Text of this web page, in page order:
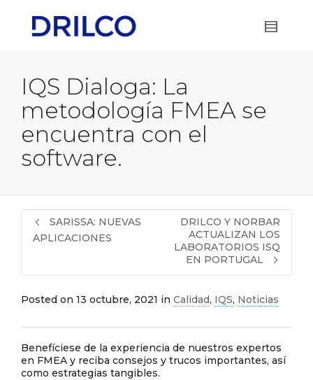
IQS Dialoga: La
metodología FMEA se
encuentra con el
software.
SARISSA: NUEVAS
APLICACIONES
DRILCO Y NORBAR
ACTUALIZAN LOS
LABORATORIOS ISQ
EN PORTUGAL
Posted on 13 octubre, 2021 in Calidad, IQS, Noticias
Benefíciese de la experiencia de nuestros expertos
en FMEA y reciba consejos y trucos importantes, así
como estrategias tangibles.